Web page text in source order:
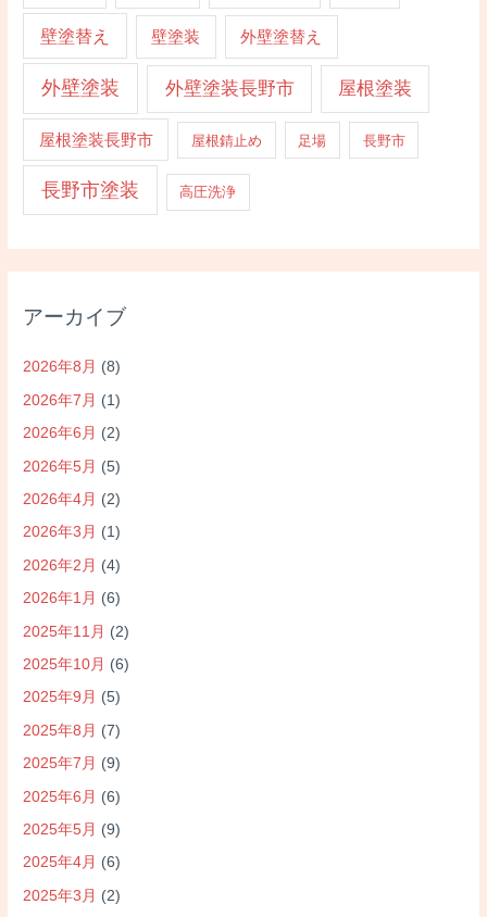
壁塗替え 壁塗装 外壁塗替え
外壁塗装 外壁塗装長野市 屋根塗装
屋根塗装長野市 屋根錆止め 足場 長野市
長野市塗装 高圧洗浄
アーカイブ
2026年8月 (8)
2026年7月 (1)
2026年6月 (2)
2026年5月 (5)
2026年4月 (2)
2026年3月 (1)
2026年2月 (4)
2026年1月 (6)
2025年11月 (2)
2025年10月 (6)
2025年9月 (5)
2025年8月 (7)
2025年7月 (9)
2025年6月 (6)
2025年5月 (9)
2025年4月 (6)
2025年3月 (2)